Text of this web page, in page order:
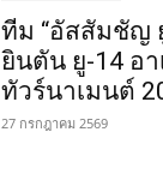
ทีม “อัสสัมชัญ
ยินตัน ยู-14 อ
ทัวร์นาเมนต์
27 กรกฎาคม 2569